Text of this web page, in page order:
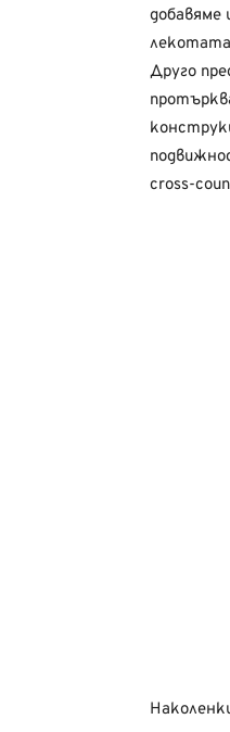
добавяме
Друго
cross-